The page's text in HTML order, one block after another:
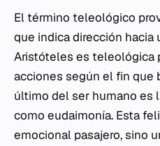
El término teleológico
que indica dirección hacia
Aristóteles es teleológica
acciones según el fin que
último del ser humano es
como eudaimonía. Esta
emocional pasajero, sino